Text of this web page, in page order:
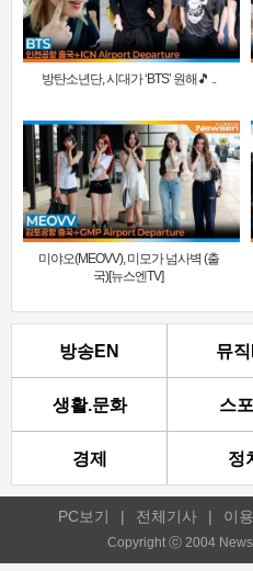
방탄소년단, 시대가 ‘BTS’ 원해🎵 ..
미야오(MEOVV), 미모가 넘사벽 (출
국)[뉴스엔TV]
방송EN 뮤
생활.문화 스
경제 정
PC보기 | 전체기사 | 이
Copyright ⓒ 2004